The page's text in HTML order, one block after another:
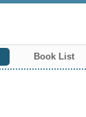
Book List